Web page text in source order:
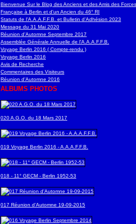
Bienvenue Sur le Blog des Anciens et des Amis des Forces
Française à Berlin et d'un Ancien du 46° RI
Statuts de l'A.A.A.F.F.B. et Bulletin d'Adhésion 2023
Message du 31 Mai 2020
Réunion d'Automne Septembre 2017
Assemblée Générale Annuelle de l'A.A.A.F.F.B.
Voyage Berlin 2016 ( Compte-rendu )
Voyage Berlin 2016
Avis de Recherche
Commentaires des Visiteurs
Réunion d'Automne 2016
ALBUMS PHOTOS
020 A.G.O. du 18 Mars 2017
019 Voyage Berlin 2016 - A.A.A.F.F.B.
018 - 11° GECM - Berlin 1952-53
017 Réunion d'Automne 19-09-2015